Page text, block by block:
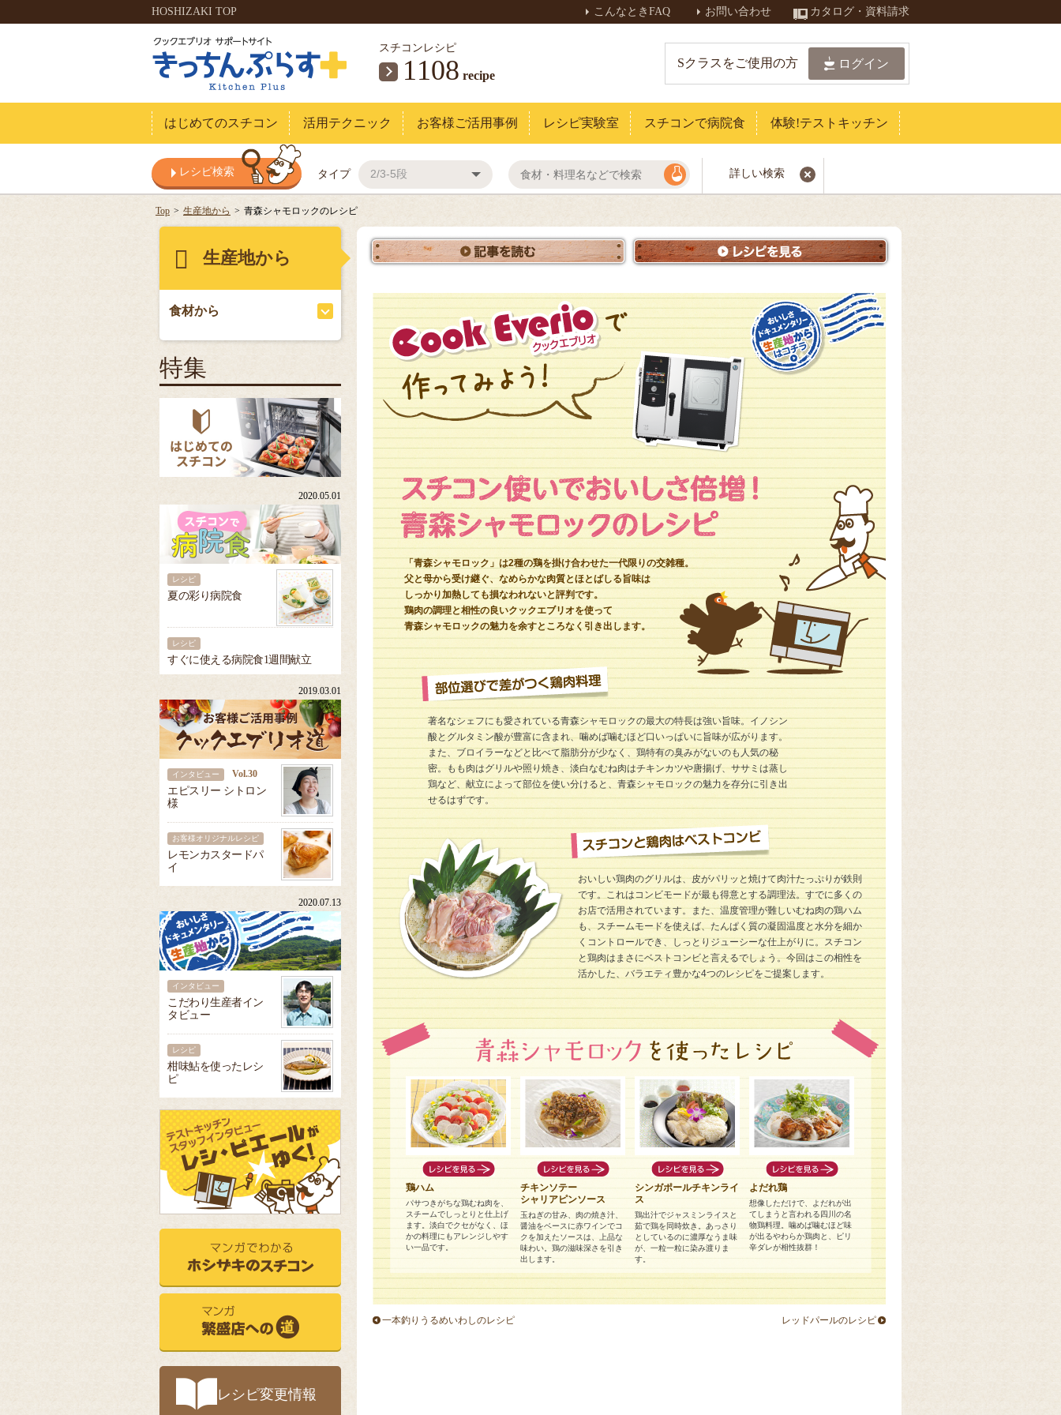
HOSHIZAKI TOP こんなときFAQ お問い合わせ カタログ・資料請求
スチコンレシピ
1108 recipe
Sクラスをご使用の方 ログイン
はじめてのスチコン 活用テクニック お客様ご活用事例 レシピ実験室 スチコンで病院食 体験!テストキッチン
レシピ検索 タイプ 詳しい検索
Top 生産地から 青森シャモロックのレシピ
生産地から
食材から
特集
2020.05.01
レシピ
夏の彩り病院食
レシピ
すぐに使える病院食1週間献立
2019.03.01
インタビュー Vol.30
エピスリー シトロン
様
お客様オリジナルレシピ
レモンカスタードパ
イ
2020.07.13
インタビュー
こだわり生産者イン
タビュー
レシピ
柑味鮎を使ったレシ
ピ
レシピ変更情報
「青森シャモロック」は2種の鶏を掛け合わせた一代限りの交雑種。
父と母から受け継ぐ、なめらかな肉質とほとばしる旨味は
しっかり加熱しても損なわれないと評判です。
鶏肉の調理と相性の良いクックエブリオを使って
青森シャモロックの魅力を余すところなく引き出します。
著名なシェフにも愛されている青森シャモロックの最大の特長は強い旨味。イノシン
酸とグルタミン酸が豊富に含まれ、噛めば噛むほど口いっぱいに旨味が広がります。
また、ブロイラーなどと比べて脂肪分が少なく、鶏特有の臭みがないのも人気の秘
密。もも肉はグリルや照り焼き、淡白なむね肉はチキンカツや唐揚げ、ササミは蒸し
鶏など、献立によって部位を使い分けると、青森シャモロックの魅力を存分に引き出
せるはずです。
おいしい鶏肉のグリルは、皮がパリッと焼けて肉汁たっぷりが鉄則
です。これはコンビモードが最も得意とする調理法。すでに多くの
お店で活用されています。また、温度管理が難しいむね肉の鶏ハム
も、スチームモードを使えば、たんぱく質の凝固温度と水分を細か
くコントロールでき、しっとりジューシーな仕上がりに。スチコン
と鶏肉はまさにベストコンビと言えるでしょう。今回はこの相性を
活かした、バラエティ豊かな4つのレシピをご提案します。
鶏ハム
パサつきがちな鶏むね肉を、
スチームでしっとりと仕上げ
ます。淡白でクセがなく、ほ
かの料理にもアレンジしやす
い一品です。
チキンソテー
シャリアピンソース
玉ねぎの甘み、肉の焼き汁、
醤油をベースに赤ワインでコ
クを加えたソースは、上品な
味わい。鶏の滋味深さを引き
出します。
シンガポールチキンライ
ス
鶏出汁でジャスミンライスと
茹で鶏を同時炊き。あっさり
としているのに濃厚なうま味
が、一粒一粒に染み渡りま
す。
よだれ鶏
想像しただけで、よだれが出
てしまうと言われる四川の名
物鶏料理。噛めば噛むほど味
が出るやわらか鶏肉と、ピリ
辛ダレが相性抜群！
一本釣りうるめいわしのレシピ レッドパールのレシピ